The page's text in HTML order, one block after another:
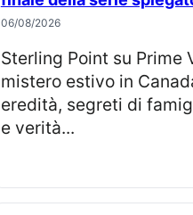
06/08/2026
Sterling Point su Prime Video: un
mistero estivo in
eredità, segreti di
e verità...